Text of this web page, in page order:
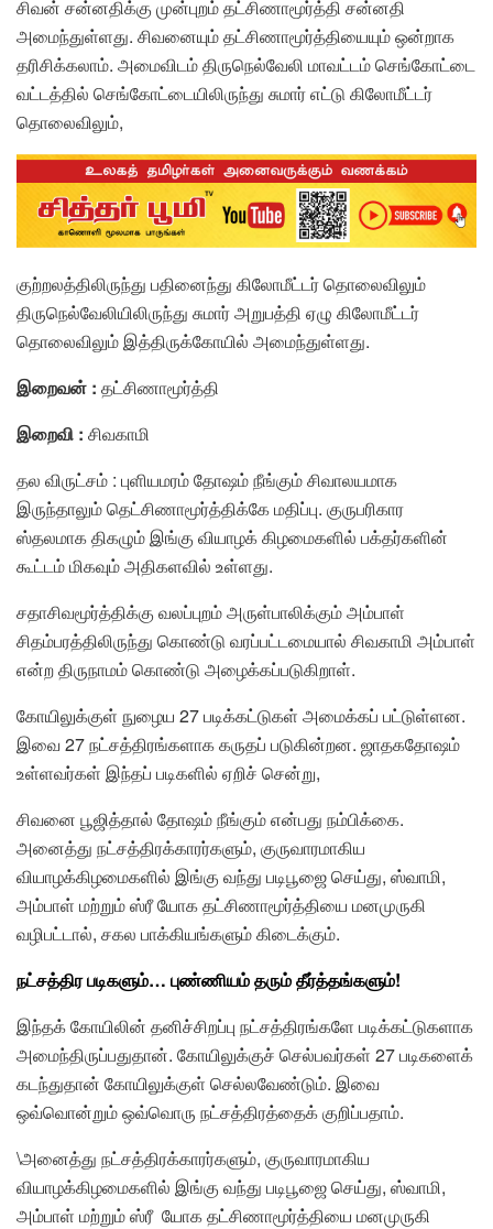
சிவன் சன்னதிக்கு முன்புறம் தட்சிணாமூர்த்தி சன்னதி
அமைந்துள்ளது. சிவனையும் தட்சிணாமூர்த்தியையும் ஒன்றாக
தரிசிக்கலாம். அமைவிடம் திருநெல்வேலி மாவட்டம் செங்கோட்டை
வட்டத்தில் செங்கோட்டையிலிருந்து சுமார் எட்டு கிலோமீட்டர்
தொலைவிலும்,
குற்றலத்திலிருந்து பதினைந்து கிலோமீட்டர் தொலைவிலும்
திருநெல்வேலியிலிருந்து சுமார் அறுபத்தி ஏழு கிலோமீட்டர்
தொலைவிலும் இத்திருக்கோயில் அமைந்துள்ளது.
இறைவன் : தட்சிணாமூர்த்தி
இறைவி : சிவகாமி
தல விருட்சம் : புளியமரம் தோஷம் நீங்கும் சிவாலயமாக
இருந்தாலும் தெட்சிணாமூர்த்திக்கே மதிப்பு. குருபரிகார
ஸ்தலமாக திகழும் இங்கு வியாழக் கிழமைகளில் பக்தர்களின்
கூட்டம் மிகவும் அதிகளவில் உள்ளது.
சதாசிவமூர்த்திக்கு வலப்புறம் அருள்பாலிக்கும் அம்பாள்
சிதம்பரத்திலிருந்து கொண்டு வரப்பட்டமையால் சிவகாமி அம்பாள்
என்ற திருநாமம் கொண்டு அழைக்கப்படுகிறாள்.
கோயிலுக்குள் நுழைய 27 படிக்கட்டுகள் அமைக்கப் பட்டுள்ளன.
இவை 27 நட்சத்திரங்களாக கருதப் படுகின்றன. ஜாதகதோஷம்
உள்ளவர்கள் இந்தப் படிகளில் ஏறிச் சென்று,
சிவனை பூஜித்தால் தோஷம் நீங்கும் என்பது நம்பிக்கை.
அனைத்து நட்சத்திரக்காரர்களும், குருவாரமாகிய
வியாழக்கிழமைகளில் இங்கு வந்து படிபூஜை செய்து, ஸ்வாமி,
அம்பாள் மற்றும் ஸ்ரீ யோக தட்சிணாமூர்த்தியை மனமுருகி
வழிபட்டால், சகல பாக்கியங்களும் கிடைக்கும்.
நட்சத்திர படிகளும்… புண்ணியம் தரும் தீர்த்தங்களும்!
இந்தக் கோயிலின் தனிச்சிறப்பு நட்சத்திரங்களே படிக்கட்டுகளாக
அமைந்திருப்பதுதான். கோயிலுக்குச் செல்பவர்கள் 27 படிகளைக்
கடந்துதான் கோயிலுக்குள் செல்லவேண்டும். இவை
ஒவ்வொன்றும் ஒவ்வொரு நட்சத்திரத்தைக் குறிப்பதாம்.
\அனைத்து நட்சத்திரக்காரர்களும், குருவாரமாகிய
வியாழக்கிழமைகளில் இங்கு வந்து படிபூஜை செய்து, ஸ்வாமி,
அம்பாள் மற்றும் ஸ்ரீ யோக தட்சிணாமூர்த்தியை மனமுருகி